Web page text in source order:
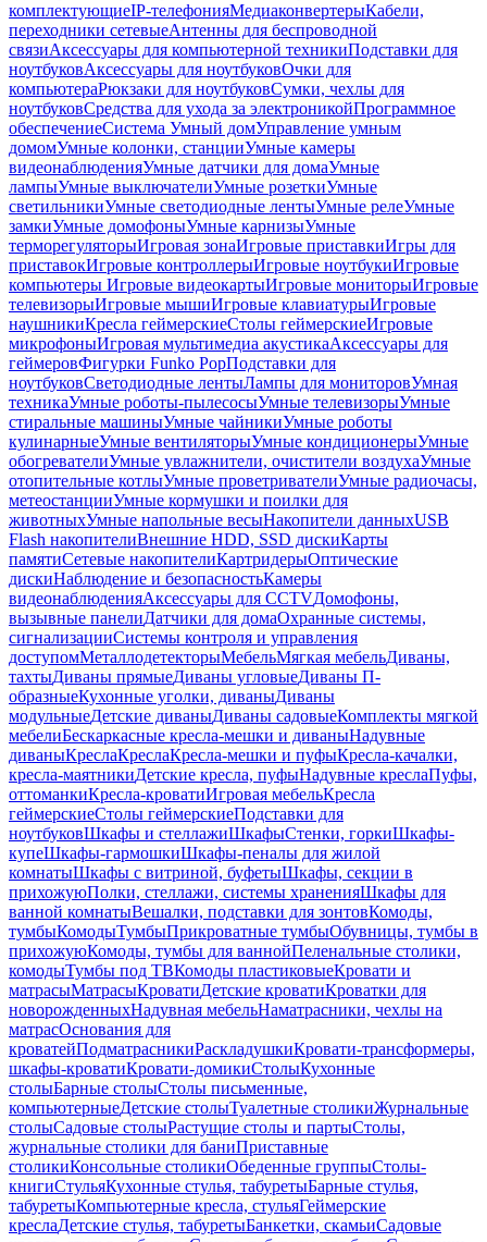
комплектующиеIP-телефонияМедиаконвертерыКабели,
переходники сетевыеАнтенны для беспроводной
связиАксессуары для компьютерной техникиПодставки для
ноутбуковАксессуары для ноутбуковОчки для
компьютераРюкзаки для ноутбуковСумки, чехлы для
ноутбуковСредства для ухода за электроникойПрограммное
обеспечениеСистема Умный домУправление умным
домомУмные колонки, станцииУмные камеры
видеонаблюденияУмные датчики для домаУмные
лампыУмные выключателиУмные розеткиУмные
светильникиУмные светодиодные лентыУмные релеУмные
замкиУмные домофоныУмные карнизыУмные
терморегуляторыИгровая зонаИгровые приставкиИгры для
приставокИгровые контроллерыИгровые ноутбукиИгровые
компьютеры Игровые видеокартыИгровые мониторыИгровые
телевизорыИгровые мышиИгровые клавиатурыИгровые
наушникиКресла геймерскиеСтолы геймерскиеИгровые
микрофоныИгровая мультимедиа акустикаАксессуары для
геймеровФигурки Funko PopПодставки для
ноутбуковСветодиодные лентыЛампы для мониторовУмная
техникаУмные роботы-пылесосыУмные телевизорыУмные
стиральные машиныУмные чайникиУмные роботы
кулинарныеУмные вентиляторыУмные кондиционерыУмные
обогревателиУмные увлажнители, очистители воздухаУмные
отопительные котлыУмные проветривателиУмные радиочасы,
метеостанцииУмные кормушки и поилки для
животныхУмные напольные весыНакопители данныхUSB
Flash накопителиВнешние HDD, SSD дискиКарты
памятиСетевые накопителиКартридерыОптические
дискиНаблюдение и безопасностьКамеры
видеонаблюденияАксессуары для CCTVДомофоны,
вызывные панелиДатчики для домаОхранные системы,
сигнализацииСистемы контроля и управления
доступомМеталлодетекторыМебельМягкая мебельДиваны,
тахтыДиваны прямыеДиваны угловыеДиваны П-
образныеКухонные уголки, диваныДиваны
модульныеДетские диваныДиваны садовыеКомплекты мягкой
мебелиБескаркасные кресла-мешки и диваныНадувные
диваныКреслаКреслаКресла-мешки и пуфыКресла-качалки,
кресла-маятникиДетские кресла, пуфыНадувные креслаПуфы,
оттоманкиКресла-кроватиИгровая мебельКресла
геймерскиеСтолы геймерскиеПодставки для
ноутбуковШкафы и стеллажиШкафыСтенки, горкиШкафы-
купеШкафы-гармошкиШкафы-пеналы для жилой
комнатыШкафы с витриной, буфетыШкафы, секции в
прихожуюПолки, стеллажи, системы храненияШкафы для
ванной комнатыВешалки, подставки для зонтовКомоды,
тумбыКомодыТумбыПрикроватные тумбыОбувницы, тумбы в
прихожуюКомоды, тумбы для ваннойПеленальные столики,
комодыТумбы под ТВКомоды пластиковыеКровати и
матрасыМатрасыКроватиДетские кроватиКроватки для
новорожденныхНадувная мебельНаматрасники, чехлы на
матрасОснования для
кроватейПодматрасникиРаскладушкиКровати-трансформеры,
шкафы-кроватиКровати-домикиСтолыКухонные
столыБарные столыСтолы письменные,
компьютерныеДетские столыТуалетные столикиЖурнальные
столыСадовые столыРастущие столы и партыСтолы,
журнальные столики для баниПриставные
столикиКонсольные столикиОбеденные группыСтолы-
книгиСтульяКухонные стулья, табуретыБарные стулья,
табуретыКомпьютерные кресла, стульяГеймерские
креслаДетские стулья, табуретыБанкетки, скамьиСадовые